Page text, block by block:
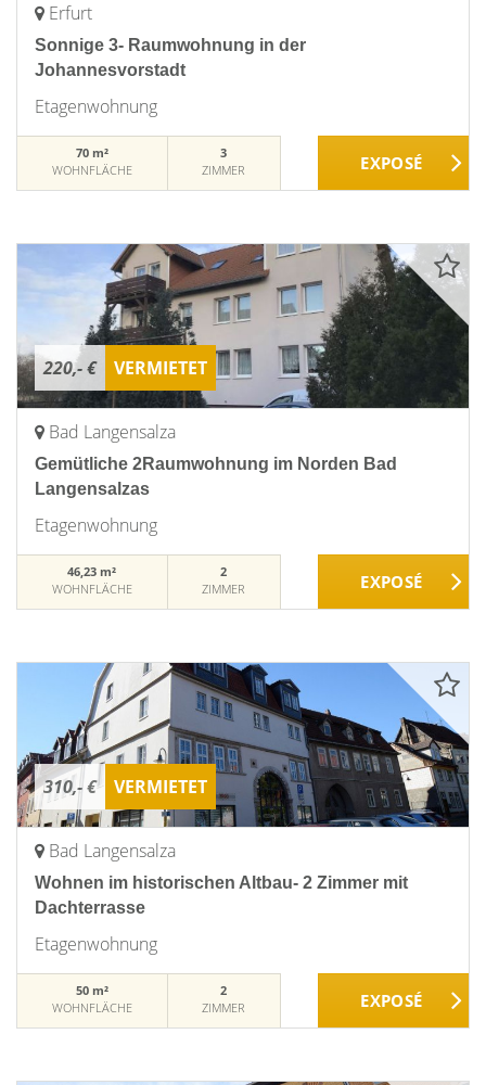
Erfurt
Sonnige 3- Raumwohnung in der
Johannesvorstadt
Etagenwohnung
70 m²
WOHNFLÄCHE
3
ZIMMER
220,- € VERMIETET
Bad Langensalza
Gemütliche 2Raumwohnung im Norden Bad
Langensalzas
Etagenwohnung
46,23 m²
WOHNFLÄCHE
2
ZIMMER
310,- € VERMIETET
Bad Langensalza
Wohnen im historischen Altbau- 2 Zimmer mit
Dachterrasse
Etagenwohnung
50 m²
WOHNFLÄCHE
2
ZIMMER